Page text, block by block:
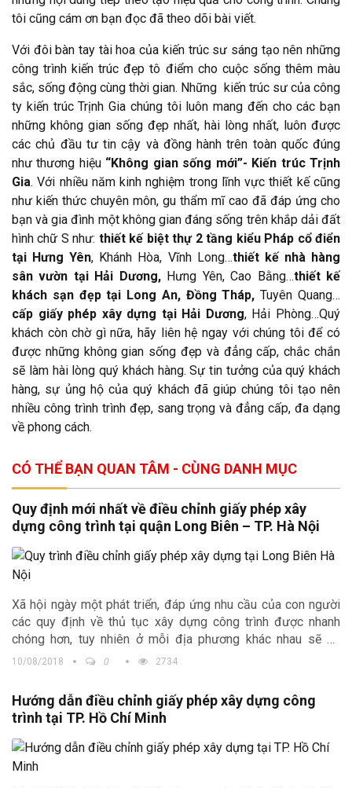
tôi cũng cám ơn bạn đọc đã theo dõi bài viết.
Với đôi bàn tay tài hoa của kiến trúc sư sáng tạo nên những
công trình kiến trúc đẹp tô điểm cho cuộc sống thêm màu
sắc, sống động cùng thời gian. Những kiến trúc sư của công
ty kiến trúc Trịnh Gia chúng tôi luôn mang đến cho các bạn
những không gian sống đẹp nhất, hài lòng nhất, luôn được
các chủ đầu tư tin cậy và đồng hành trên toàn quốc đúng
như thương hiệu “Không gian sống mới”- Kiến trúc Trịnh
Gia. Với nhiều năm kinh nghiệm trong lĩnh vực thiết kế cũng
như kiến thức chuyên môn, gu thẩm mĩ cao đã đáp ứng cho
bạn và gia đình một không gian đáng sống trên khắp dải đất
hình chữ S như: thiết kế biệt thự 2 tầng kiểu Pháp cổ điển
tại Hưng Yên, Khánh Hòa, Vĩnh Long…thiết kế nhà hàng
sân vườn tại Hải Dương,Hưng Yên, Cao Bằng…thiết kế
khách sạnđẹp tại Long An, Đồng Tháp, Tuyên Quang…
cấp giấy phép xây dựng tại Hải Dương, Hải Phòng…Quý
khách còn chờ gì nữa, hãy liên hệ ngay với chúng tôi để có
được những không gian sống đẹp và đẳng cấp, chắc chắn
sẽ làm hài lòng quý khách hàng. Sự tin tưởng của quý khách
hàng, sự ủng hộ của quý khách đã giúp chúng tôi tạo nên
nhiều công trình trình đẹp, sang trọng và đẳng cấp, đa dạng
về phong cách.
CÓ THỂ BẠN QUAN TÂM - CÙNG DANH MỤC
Quy định mới nhất về điều chỉnh giấy phép xây
dựng công trình tại quận Long Biên – TP. Hà Nội
Xã hội ngày một phát triển, đáp ứng nhu cầu của con người
các quy định về thủ tục xây dựng công trình được nhanh
chóng hơn, tuy nhiên ở mỗi địa phương khác nhau sẽ có
những quy định khác nhau. Trong bài viết hôm nay, Kiến trúc
mới nhất về
điều chỉnh giấy phép xây dựng công trình tại
quận Long Biên, Hà Nội đồng thời cung cấp những
thiết kế biệt thự nhà đẹp tại Hà Nội
lựa chọn được một không gian sống ưng ý cho gia đình.
10/08/2018 0 2734
Hướng dẫn điều chỉnh giấy phép xây dựng công
trình tại TP. Hồ Chí Minh